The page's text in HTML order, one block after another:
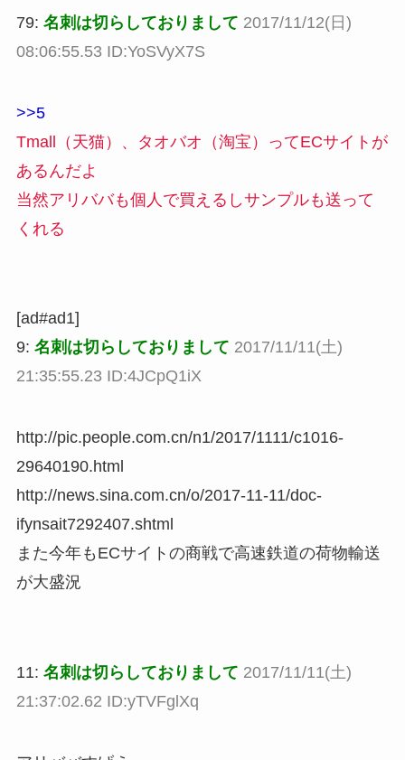
79: 名刺は切らしておりまして 2017/11/12(日)
08:06:55.53 ID:YoSVyX7S
>>5
Tmall（天猫）、タオバオ（淘宝）ってECサイトが
あるんだよ
当然アリババも個人で買えるしサンプルも送って
くれる
[ad#ad1]
9: 名刺は切らしておりまして 2017/11/11(土)
21:35:55.23 ID:4JCpQ1iX
http://pic.people.com.cn/n1/2017/1111/c1016-
29640190.html
http://news.sina.com.cn/o/2017-11-11/doc-
ifynsait7292407.shtml
また今年もECサイトの商戦で高速鉄道の荷物輸送
が大盛況
11: 名刺は切らしておりまして 2017/11/11(土)
21:37:02.62 ID:yTVFglXq